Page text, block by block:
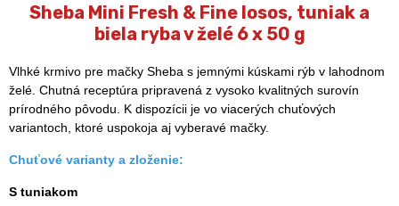
Sheba Mini Fresh & Fine losos, tuniak a
biela ryba v želé 6 x 50 g
Vlhké krmivo pre mačky Sheba s jemnými kúskami rýb v lahodnom
želé. Chutná receptúra pripravená z vysoko kvalitných surovín
prírodného pôvodu. K dispozícii je vo viacerých chuťových
variantoch, ktoré uspokoja aj vyberavé mačky.
Chuťové varianty a zloženie:
S tuniakom